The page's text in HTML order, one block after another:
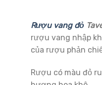
Rượu vang đỏ
rượu vang nhập
của rượu phản
Rượu có màu đỏ